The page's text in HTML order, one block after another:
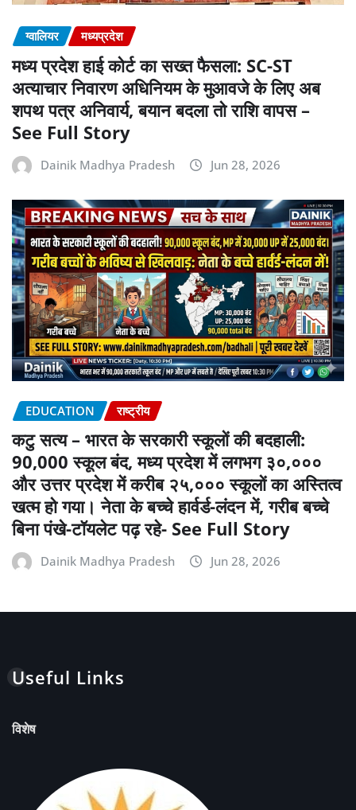
ग्वालियर मध्यप्रदेश
मध्य प्रदेश हाई कोर्ट का सख्त फैसला: SC-ST
अत्याचार निवारण अधिनियम के मुआवजे के लिए अब
शपथ पत्र अनिवार्य, बयान बदला तो राशि वापस –
See Full Story
Dainik Madhya Pradesh Jun 28, 2026
EDUCATION राष्ट्रीय
कटु सत्य – भारत के सरकारी स्कूलों की बदहाली:
90,000 स्कूल बंद, मध्य प्रदेश में लगभग ३०,०००
और उत्तर प्रदेश में करीब २५,००० स्कूलों का अस्तित्व
खत्म हो गया। नेता के बच्चे हार्वर्ड-लंदन में, गरीब बच्चे
बिना पंखे-टॉयलेट पढ़ रहे- See Full Story
Dainik Madhya Pradesh Jun 28, 2026
Useful Links
विशेष